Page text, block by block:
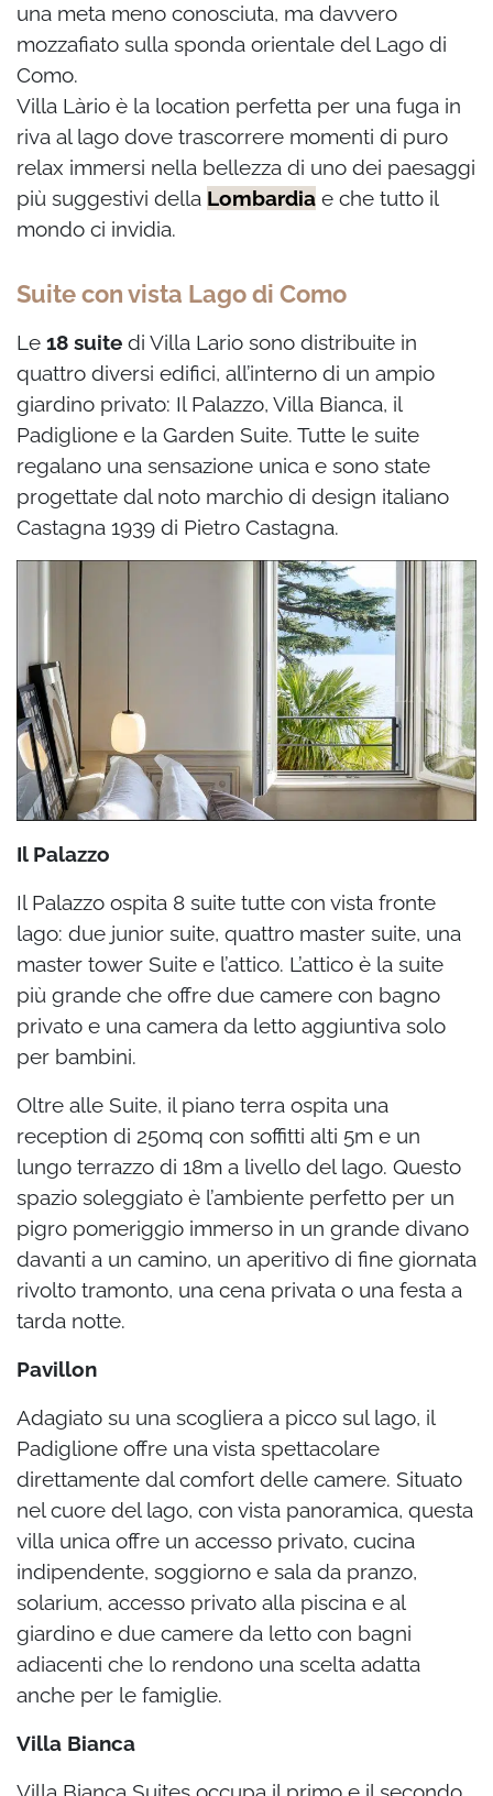
una meta meno conosciuta, ma davvero
mozzafiato sulla sponda orientale del Lago di
Como.
Villa Làrio è la location perfetta per una fuga in
riva al lago dove trascorrere momenti di puro
relax immersi nella bellezza di uno dei paesaggi
più suggestivi della Lombardia e che tutto il
mondo ci invidia.
Suite con vista Lago di Como
Le 18 suite di Villa Lario sono distribuite in
quattro diversi edifici, all’interno di un ampio
giardino privato: Il Palazzo, Villa Bianca, il
Padiglione e la Garden Suite. Tutte le suite
regalano una sensazione unica e sono state
progettate dal noto marchio di design italiano
Castagna 1939 di Pietro Castagna.
Il Palazzo
Il Palazzo ospita 8 suite tutte con vista fronte
lago: due junior suite, quattro master suite, una
master tower Suite e l’attico. L’attico è la suite
più grande che offre due camere con bagno
privato e una camera da letto aggiuntiva solo
per bambini.
Oltre alle Suite, il piano terra ospita una
reception di 250mq con soffitti alti 5m e un
lungo terrazzo di 18m a livello del lago. Questo
spazio soleggiato è l’ambiente perfetto per un
pigro pomeriggio immerso in un grande divano
davanti a un camino, un aperitivo di fine giornata
rivolto tramonto, una cena privata o una festa a
tarda notte.
Pavillon
Adagiato su una scogliera a picco sul lago, il
Padiglione offre una vista spettacolare
direttamente dal comfort delle camere. Situato
nel cuore del lago, con vista panoramica, questa
villa unica offre un accesso privato, cucina
indipendente, soggiorno e sala da pranzo,
solarium, accesso privato alla piscina e al
giardino e due camere da letto con bagni
adiacenti che lo rendono una scelta adatta
anche per le famiglie.
Villa Bianca